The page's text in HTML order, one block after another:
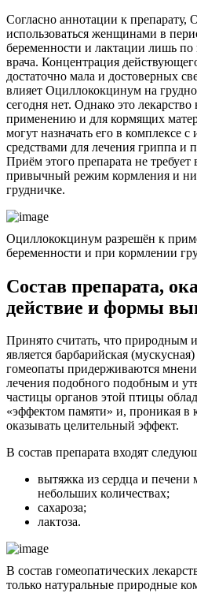
Согласно аннотации к
использоваться женщинами в
беременности и лактации лишь
врача. Концентрация
достаточно мала и достоверных
влияет Оциллококцинум на
сегодня нет. Однако это
применению и для кормящих
могут назначать его в комплексе
средствами для лечения гриппа и
Приём этого препарата не
привычный режим кормления и
грудничке.
Оциллококцинум разрешён к
беременности и при кормлении
Состав препарата,
действие и формы
Принято считать, что природным
является барбарийская
гомеопаты придерживаются
лечения подобного подобным и
частицы органов этой птицы
«эффектом памяти» и, проникая в
оказывать целительный эффект.
В состав препарата входят
вытяжка из сердца и печени
небольших количествах;
сахароза;
лактоза.
В состав гомеопатических
только натуральные природные